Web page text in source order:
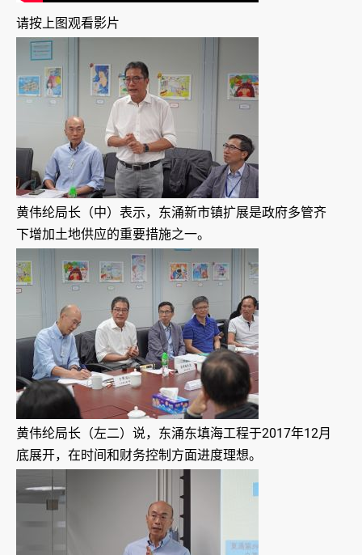
请按上图观看影片
黄伟纶局长（中）表示，东涌新市镇扩展是政府多管齐
下增加土地供应的重要措施之一。
黄伟纶局长（左二）说，东涌东填海工程于2017年12月
底展开，在时间和财务控制方面进度理想。